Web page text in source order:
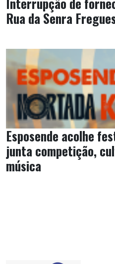
Rua da Senra
Esposende acolhe
junta competição,
música